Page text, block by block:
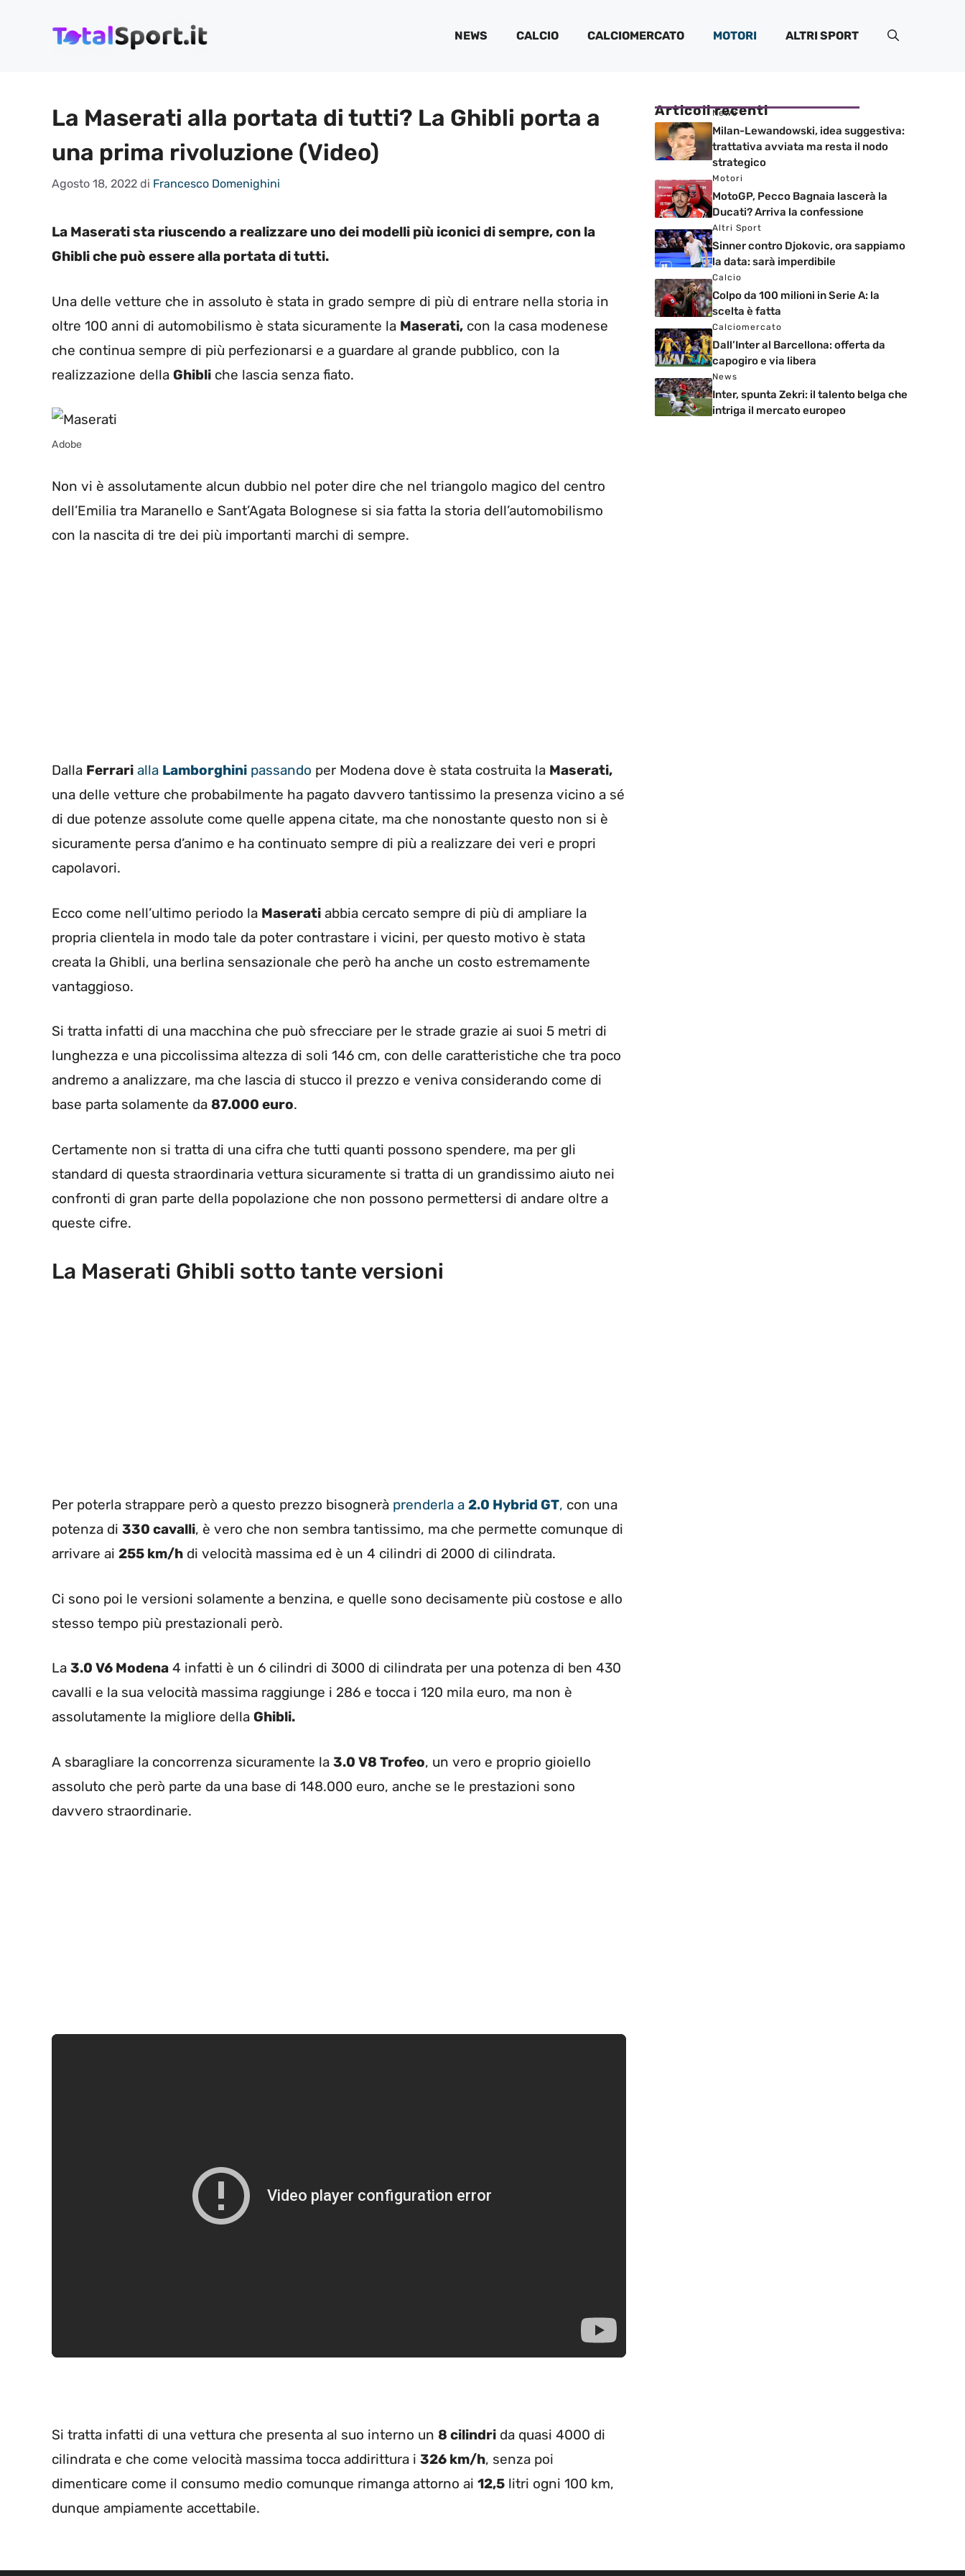
NEWS CALCIO CALCIOMERCATO MOTORI ALTRI SPORT
La Maserati alla portata di tutti? La Ghibli porta a
una prima rivoluzione (Video)
Agosto 18, 2022 di Francesco Domenighini
La Maserati sta riuscendo a realizzare uno dei modelli più iconici di sempre, con la
Ghibli che può essere alla portata di tutti.
Una delle vetture che in assoluto è stata in grado sempre di più di entrare nella storia in
oltre 100 anni di automobilismo è stata sicuramente la Maserati, con la casa modenese
che continua sempre di più perfezionarsi e a guardare al grande pubblico, con la
realizzazione della Ghibli che lascia senza fiato.
Adobe
Non vi è assolutamente alcun dubbio nel poter dire che nel triangolo magico del centro
dell’Emilia tra Maranello e Sant’Agata Bolognese si sia fatta la storia dell’automobilismo
con la nascita di tre dei più importanti marchi di sempre.
Dalla Ferrari alla Lamborghini passando per Modena dove è stata costruita la Maserati,
una delle vetture che probabilmente ha pagato davvero tantissimo la presenza vicino a sé
di due potenze assolute come quelle appena citate, ma che nonostante questo non si è
sicuramente persa d’animo e ha continuato sempre di più a realizzare dei veri e propri
capolavori.
Ecco come nell’ultimo periodo la Maserati abbia cercato sempre di più di ampliare la
propria clientela in modo tale da poter contrastare i vicini, per questo motivo è stata
creata la Ghibli, una berlina sensazionale che però ha anche un costo estremamente
vantaggioso.
Si tratta infatti di una macchina che può sfrecciare per le strade grazie ai suoi 5 metri di
lunghezza e una piccolissima altezza di soli 146 cm, con delle caratteristiche che tra poco
andremo a analizzare, ma che lascia di stucco il prezzo e veniva considerando come di
base parta solamente da 87.000 euro.
Certamente non si tratta di una cifra che tutti quanti possono spendere, ma per gli
standard di questa straordinaria vettura sicuramente si tratta di un grandissimo aiuto nei
confronti di gran parte della popolazione che non possono permettersi di andare oltre a
queste cifre.
La Maserati Ghibli sotto tante versioni
Per poterla strappare però a questo prezzo bisognerà prenderla a 2.0 Hybrid GT, con una
potenza di 330 cavalli, è vero che non sembra tantissimo, ma che permette comunque di
arrivare ai 255 km/h di velocità massima ed è un 4 cilindri di 2000 di cilindrata.
Ci sono poi le versioni solamente a benzina, e quelle sono decisamente più costose e allo
stesso tempo più prestazionali però.
La 3.0 V6 Modena 4 infatti è un 6 cilindri di 3000 di cilindrata per una potenza di ben 430
cavalli e la sua velocità massima raggiunge i 286 e tocca i 120 mila euro, ma non è
assolutamente la migliore della Ghibli.
A sbaragliare la concorrenza sicuramente la 3.0 V8 Trofeo, un vero e proprio gioiello
assoluto che però parte da una base di 148.000 euro, anche se le prestazioni sono
davvero straordinarie.
Si tratta infatti di una vettura che presenta al suo interno un 8 cilindri da quasi 4000 di
cilindrata e che come velocità massima tocca addirittura i 326 km/h, senza poi
dimenticare come il consumo medio comunque rimanga attorno ai 12,5 litri ogni 100 km,
dunque ampiamente accettabile.
Articoli recenti
News
Milan-Lewandowski, idea suggestiva:
trattativa avviata ma resta il nodo
strategico
Motori
MotoGP, Pecco Bagnaia lascerà la
Ducati? Arriva la confessione
Altri Sport
Sinner contro Djokovic, ora sappiamo
la data: sarà imperdibile
Calcio
Colpo da 100 milioni in Serie A: la
scelta è fatta
Calciomercato
Dall’Inter al Barcellona: offerta da
capogiro e via libera
News
Inter, spunta Zekri: il talento belga che
intriga il mercato europeo